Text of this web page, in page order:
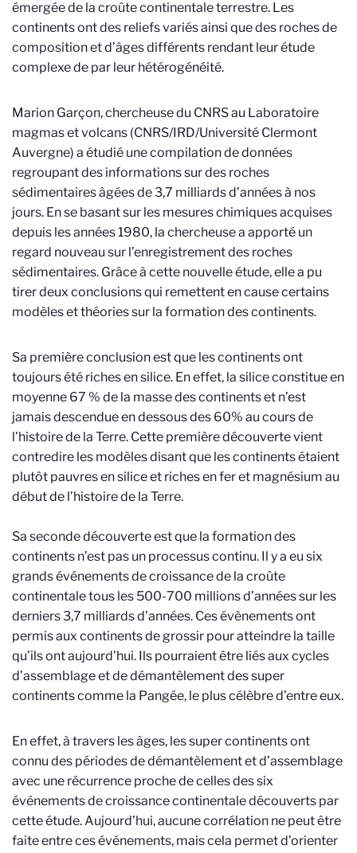
émergée de la croûte continentale terrestre. Les
continents ont des reliefs variés ainsi que des roches de
composition et d’âges différents rendant leur étude
complexe de par leur hétérogénéité.
Marion Garçon, chercheuse du CNRS au Laboratoire
magmas et volcans (CNRS/IRD/Université Clermont
Auvergne) a étudié une compilation de données
regroupant des informations sur des roches
sédimentaires âgées de 3,7 milliards d’années à nos
jours. En se basant sur les mesures chimiques acquises
depuis les années 1980, la chercheuse a apporté un
regard nouveau sur l’enregistrement des roches
sédimentaires. Grâce à cette nouvelle étude, elle a pu
tirer deux conclusions qui remettent en cause certains
modèles et théories sur la formation des continents.
Sa première conclusion est que les continents ont
toujours été riches en silice. En effet, la silice constitue en
moyenne 67 % de la masse des continents et n’est
jamais descendue en dessous des 60% au cours de
l’histoire de la Terre. Cette première découverte vient
contredire les modèles disant que les continents étaient
plutôt pauvres en silice et riches en fer et magnésium au
début de l’histoire de la Terre.
Sa seconde découverte est que la formation des
continents n’est pas un processus continu. Il y a eu six
grands événements de croissance de la croûte
continentale tous les 500-700 millions d’années sur les
derniers 3,7 milliards d’années. Ces évènements ont
permis aux continents de grossir pour atteindre la taille
qu’ils ont aujourd’hui. Ils pourraient être liés aux cycles
d’assemblage et de démantèlement des super
continents comme la Pangée, le plus célèbre d’entre eux.
En effet, à travers les âges, les super continents ont
connu des périodes de démantèlement et d’assemblage
avec une récurrence proche de celles des six
événements de croissance continentale découverts par
cette étude. Aujourd’hui, aucune corrélation ne peut être
faite entre ces événements, mais cela permet d’orienter